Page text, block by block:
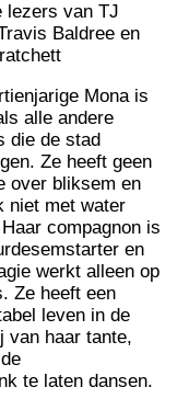
lezers van TJ
Baldree en
Mona is
alle andere
die de stad
Ze heeft geen
over bliksem en
niet met water
compagnon is
en
werkt alleen op
Ze heeft een
leven in de
van haar tante,
te laten dansen.